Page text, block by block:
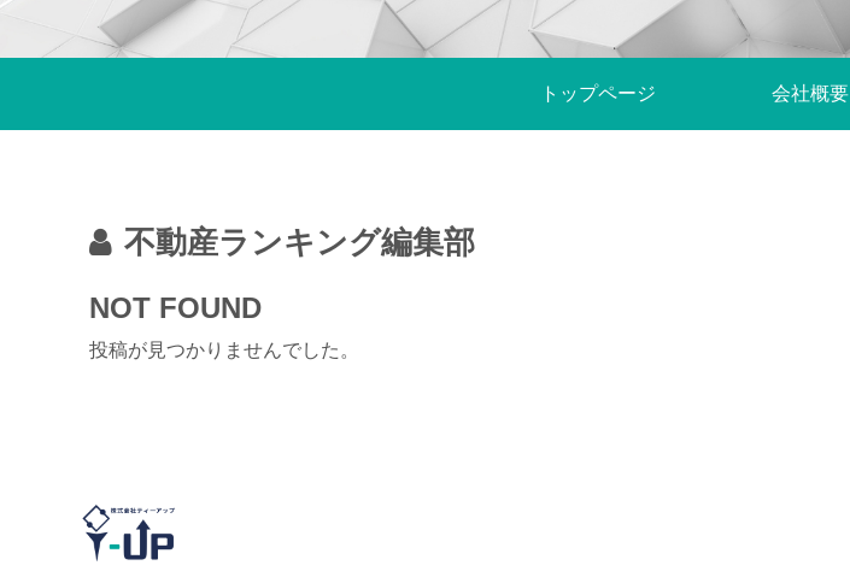
トップページ 会社概要
不動産ランキング編集部
NOT FOUND
投稿が見つかりませんでした。